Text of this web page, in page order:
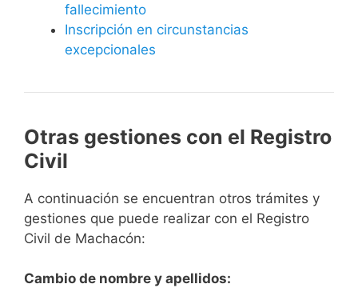
fallecimiento
Inscripción en circunstancias
excepcionales
Otras gestiones con el Registro
Civil
A continuación se encuentran otros trámites y
gestiones que puede realizar con el Registro
Civil de Machacón:
Cambio de nombre y apellidos: